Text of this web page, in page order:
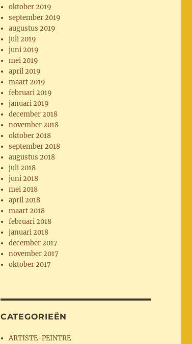
oktober 2019
september 2019
augustus 2019
juli 2019
juni 2019
mei 2019
april 2019
maart 2019
februari 2019
januari 2019
december 2018
november 2018
oktober 2018
september 2018
augustus 2018
juli 2018
juni 2018
mei 2018
april 2018
maart 2018
februari 2018
januari 2018
december 2017
november 2017
oktober 2017
CATEGORIEËN
ARTISTE-PEINTRE